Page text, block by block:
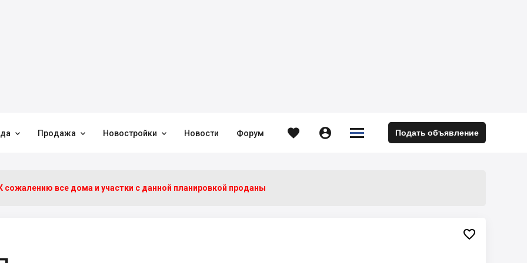
 Продажа  Новостройки  Новости Форум   

 Подать объявление
сожалению все дома и участки c данной планировкой проданы
